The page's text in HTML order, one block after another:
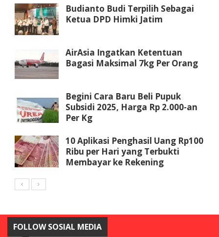
Budianto Budi Terpilih Sebagai
Ketua DPD Himki Jatim
AirAsia Ingatkan Ketentuan
Bagasi Maksimal 7kg Per Orang
Begini Cara Baru Beli Pupuk
Subsidi 2025, Harga Rp 2.000-an
Per Kg
10 Aplikasi Penghasil Uang Rp100
Ribu per Hari yang Terbukti
Membayar ke Rekening
FOLLOW SOSIAL MEDIA